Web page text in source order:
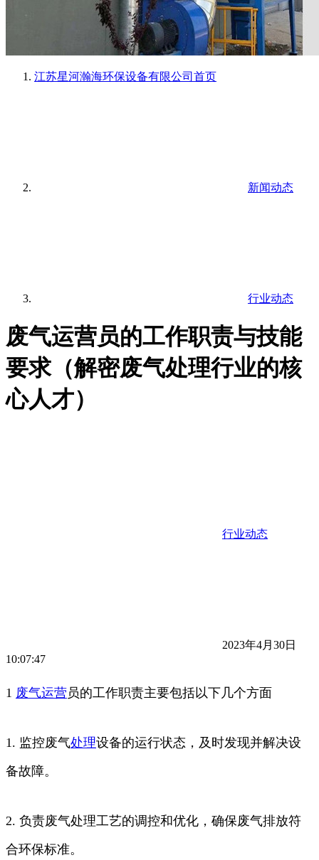
江苏星河瀚海环保设备有限公司 首页
新闻动态
行业动态
废气运营员的工作职责与技能
要求（解密废气处理行业的核
心人才）
行业动态
2023年4月30日
10:07:47
1 废气运营员的工作职责主要包括以下几个方面
1. 监控废气处理设备的运行状态，及时发现并解决设
备故障。
2. 负责废气处理工艺的调控和优化，确保废气排放符
合环保标准。